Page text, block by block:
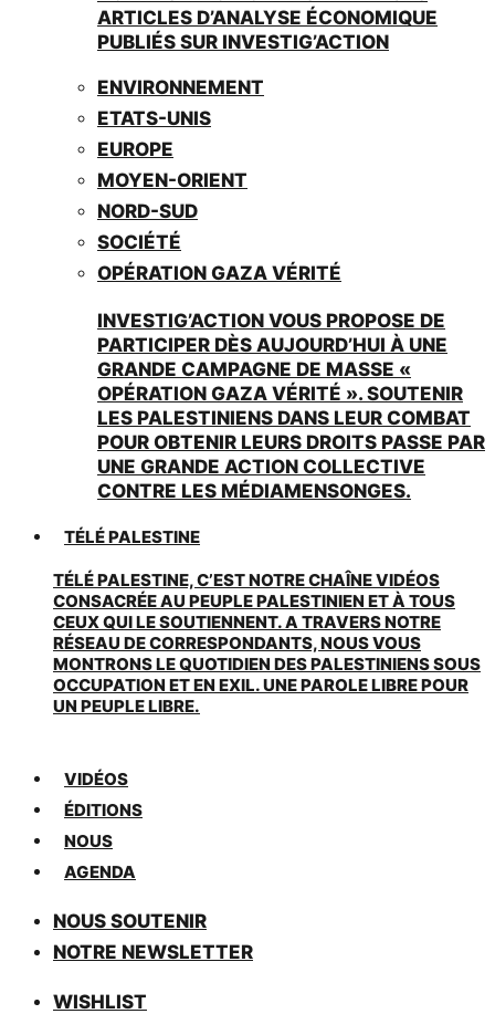
ARTICLES D’ANALYSE ÉCONOMIQUE
PUBLIÉS SUR INVESTIG’ACTION
ENVIRONNEMENT
ETATS-UNIS
EUROPE
MOYEN-ORIENT
NORD-SUD
SOCIÉTÉ
OPÉRATION GAZA VÉRITÉ
INVESTIG’ACTION VOUS PROPOSE DE
PARTICIPER DÈS AUJOURD’HUI À UNE
GRANDE CAMPAGNE DE MASSE «
OPÉRATION GAZA VÉRITÉ ». SOUTENIR
LES PALESTINIENS DANS LEUR COMBAT
POUR OBTENIR LEURS DROITS PASSE PAR
UNE GRANDE ACTION COLLECTIVE
CONTRE LES MÉDIAMENSONGES.
TÉLÉ PALESTINE
TÉLÉ PALESTINE, C’EST NOTRE CHAÎNE VIDÉOS
CONSACRÉE AU PEUPLE PALESTINIEN ET À TOUS
CEUX QUI LE SOUTIENNENT. A TRAVERS NOTRE
RÉSEAU DE CORRESPONDANTS, NOUS VOUS
MONTRONS LE QUOTIDIEN DES PALESTINIENS SOUS
OCCUPATION ET EN EXIL. UNE PAROLE LIBRE POUR
UN PEUPLE LIBRE.
VIDÉOS
ÉDITIONS
NOUS
AGENDA
NOUS SOUTENIR
NOTRE NEWSLETTER
WISHLIST